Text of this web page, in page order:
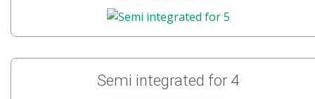
Semi integrated for 4